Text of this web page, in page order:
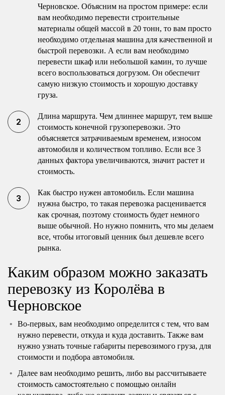
Черновское. Объясним на простом примере: если
вам необходимо перевести строительные
материалы общей массой в 20 тонн, то вам просто
необходимо отдельная машина для качественной и
быстрой перевозки. А если вам необходимо
перевести шкаф или небольшой камин, то лучше
всего воспользоваться догрузом. Он обеспечит
самую низкую стоимость и хорошую доставку
груза.
Длина маршрута. Чем длиннее маршрут, тем выше
стоимость конечной грузоперевозки. Это
объясняется затрачиваемым временем, износом
автомобиля и количеством топливо. Если все 3
данных фактора увеличиваются, значит растет и
стоимость.
Как быстро нужен автомобиль. Если машина
нужна быстро, то такая перевозка расценивается
как срочная, поэтому стоимость будет немного
выше обычной. Но нужно помнить, что мы делаем
все, чтобы итоговый ценник был дешевле всего
рынка.
Каким образом можно заказать
перевозку из Королёва в
Черновское
Во-первых, вам необходимо определится с тем, что вам
нужно перевести, откуда и куда доставить. Также вам
нужно узнать точные габариты перевозимого груза, для
стоимости и подбора автомобиля.
Далее вам необходимо решить, либо вы рассчитываете
стоимость самостоятельно с помощью онлайн